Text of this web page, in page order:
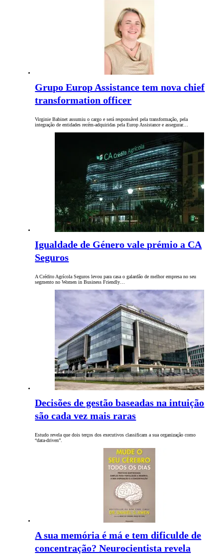
Grupo Europ Assistance tem nova chief
transformation officer
Virginie Babinet assumiu o cargo e será responsável pela transformação, pela
integração de entidades recém-adquiridas pela Europ Assistance e assegurar…
Igualdade de Género vale prémio a CA
Seguros
A Crédito Agrícola Seguros levou para casa o galardão de melhor empresa no seu
segmento no Women in Business Friendly…
Decisões de gestão baseadas na intuição
são cada vez mais raras
Estudo revela que dois terços dos executivos classificam a sua organização como
“data-driven”.
A sua memória é má e tem dificulde de
concentração? Neurocientista revela